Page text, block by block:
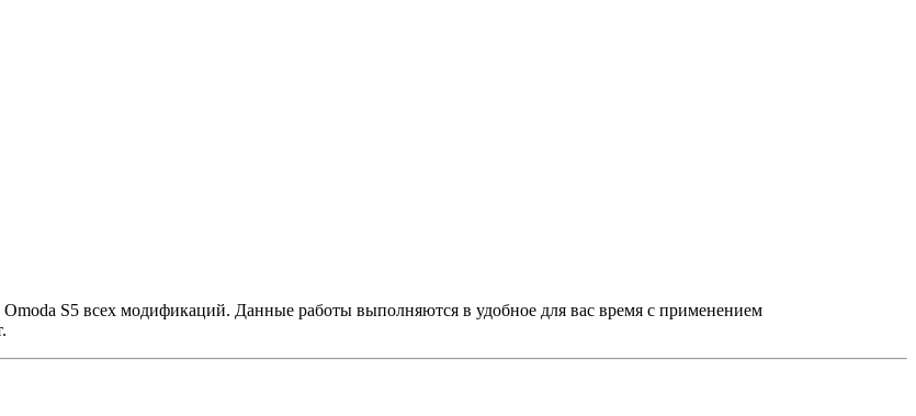
S5 всех модификаций. Данные работы выполняются в удобное для вас время с применением